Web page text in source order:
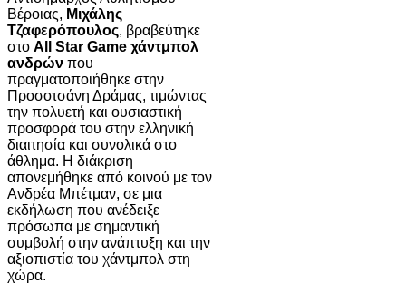
Βέροιας, Μιχάλης
Τζαφερόπουλος, βραβεύτηκε
στο All Star Game χάντμπολ
ανδρών που
πραγματοποιήθηκε στην
Προσοτσάνη Δράμας, τιμώντας
την πολυετή και ουσιαστική
προσφορά του στην ελληνική
διαιτησία και συνολικά στο
άθλημα. Η διάκριση
απονεμήθηκε από κοινού με τον
Ανδρέα Μπέτμαν, σε μια
εκδήλωση που ανέδειξε
πρόσωπα με σημαντική
συμβολή στην ανάπτυξη και την
αξιοπιστία του χάντμπολ στη
χώρα.